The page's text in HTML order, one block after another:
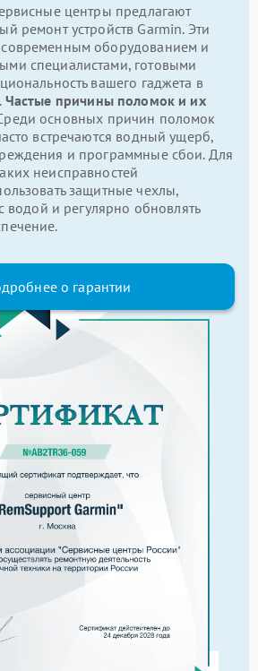
центры предлагают
ремонт устройств Garmin. Эти
оборудованием и
специалистами, готовыми
вашего гаджета в
Частые причины поломок и их
основных причин поломок
встречаются водный ущерб,
и программные сбои. Для
неисправностей
защитные чехлы,
водой и регулярно обновлять
о гарантии